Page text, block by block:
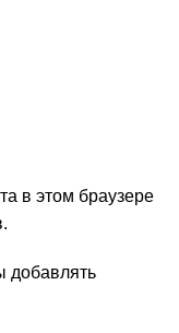
в этом браузере
добавлять